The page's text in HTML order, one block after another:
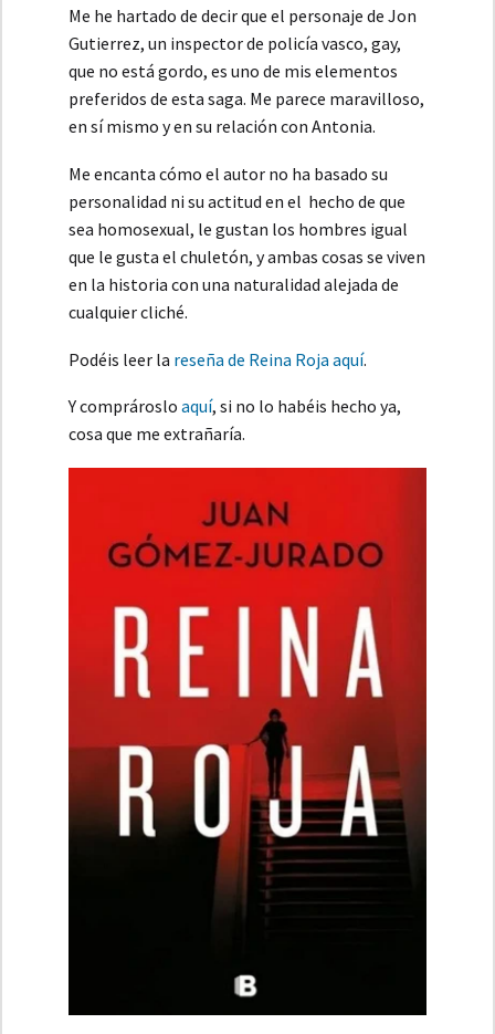
Me he hartado de decir que el personaje de Jon
Gutierrez, un inspector de policía vasco, gay,
que no está gordo, es uno de mis elementos
preferidos de esta saga. Me parece maravilloso,
en sí mismo y en su relación con Antonia.
Me encanta cómo el autor no ha basado su
personalidad ni su actitud en el hecho de que
sea homosexual, le gustan los hombres igual
que le gusta el chuletón, y ambas cosas se viven
en la historia con una naturalidad alejada de
cualquier cliché.
Podéis leer la reseña de Reina Roja aquí.
Y comprároslo aquí, si no lo habéis hecho ya,
cosa que me extrañaría.